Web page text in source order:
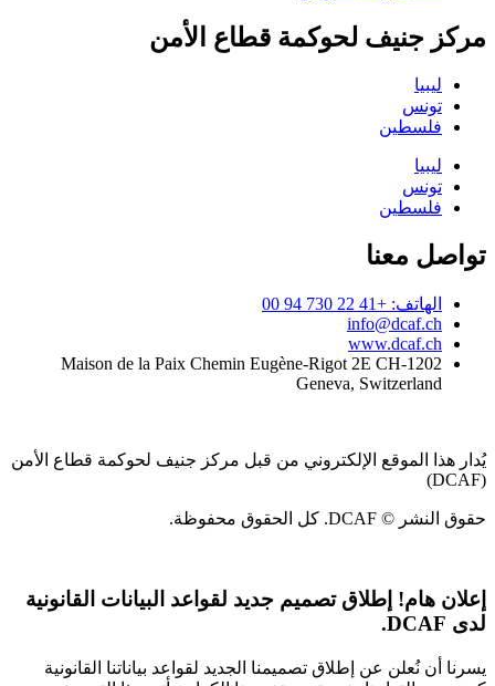
مركز جنيف لحوكمة قطاع الأمن
ليبيا
تونس
فلسطين
ليبيا
تونس
فلسطين
تواصل معنا
الهاتف: +41 22 730 94 00
info@dcaf.ch
www.dcaf.ch
Maison de la Paix Chemin Eugène-Rigot 2E CH-1202
Geneva, Switzerland
يُدار هذا الموقع الإلكتروني من قبل مركز جنيف لحوكمة قطاع الأمن
(DCAF)
حقوق النشر © DCAF. كل الحقوق محفوظة.
إعلان هام! إطلاق تصميم جديد لقواعد البيانات القانونية
لدى DCAF.
يسرنا أن نُعلن عن إطلاق تصميمنا الجديد لقواعد بياناتنا القانونية